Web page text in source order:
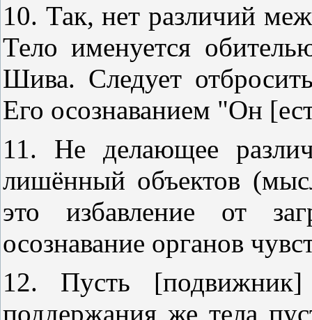
10. Так, нет различий
Тело именуется
Шива. Следует
Его осознаванием "Он
11. Не делающее
лишённый объектов
это избавление от
осознавание органов
12. Пусть
поддержания же тела